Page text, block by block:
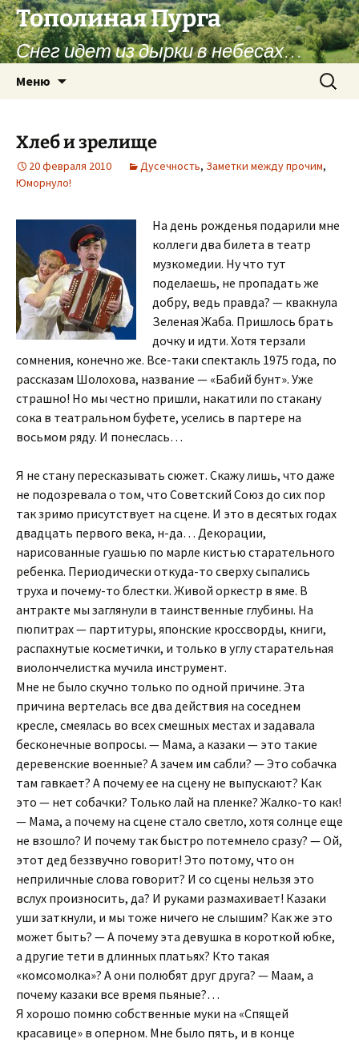
Перейти
к
содержимому
Тополиная Пурга
Снег идет из дырки в небесах…
Меню Найти:
Хлеб и зрелище
20 февраля 2010 Дусечность, Заметки между прочим,
Юморнуло!
На день рожденья подарили мне
коллеги два билета в театр
музкомедии. Ну что тут
поделаешь, не пропадать же
добру, ведь правда? — квакнула
Зеленая Жаба. Пришлось брать
дочку и идти. Хотя терзали
сомнения, конечно же. Все-таки спектакль 1975 года, по
рассказам Шолохова, название — «Бабий бунт». Уже
страшно! Но мы честно пришли, накатили по стакану
сока в театральном буфете, уселись в партере на
восьмом ряду. И понеслась…
Я не стану пересказывать сюжет. Скажу лишь, что даже
не подозревала о том, что Советский Союз до сих пор
так зримо присутствует на сцене. И это в десятых годах
двадцать первого века, н-да… Декорации,
нарисованные гуашью по марле кистью старательного
ребенка. Периодически откуда-то сверху сыпались
труха и почему-то блестки. Живой оркестр в яме. В
антракте мы заглянули в таинственные глубины. На
пюпитрах — партитуры, японские кроссворды, книги,
распахнутые косметички, и только в углу старательная
виолончелистка мучила инструмент.
Мне не было скучно только по одной причине. Эта
причина вертелась все два действия на соседнем
кресле, смеялась во всех смешных местах и задавала
бесконечные вопросы. — Мама, а казаки — это такие
деревенские военные? А зачем им сабли? — Это собачка
там гавкает? А почему ее на сцену не выпускают? Как
это — нет собачки? Только лай на пленке? Жалко-то как!
— Мама, а почему на сцене стало светло, хотя солнце еще
не взошло? И почему так быстро потемнело сразу? — Ой,
этот дед беззвучно говорит! Это потому, что он
неприличные слова говорит? И со сцены нельзя это
вслух произносить, да? И руками размахивает! Казаки
уши заткнули, и мы тоже ничего не слышим? Как же это
может быть? — А почему эта девушка в короткой юбке,
а другие тети в длинных платьях? Кто такая
«комсомолка»? А они полюбят друг друга? — Маам, а
почему казаки все время пьяные?…
Я хорошо помню собственные муки на «Спящей
красавице» в оперном. Мне было пять, и в конце